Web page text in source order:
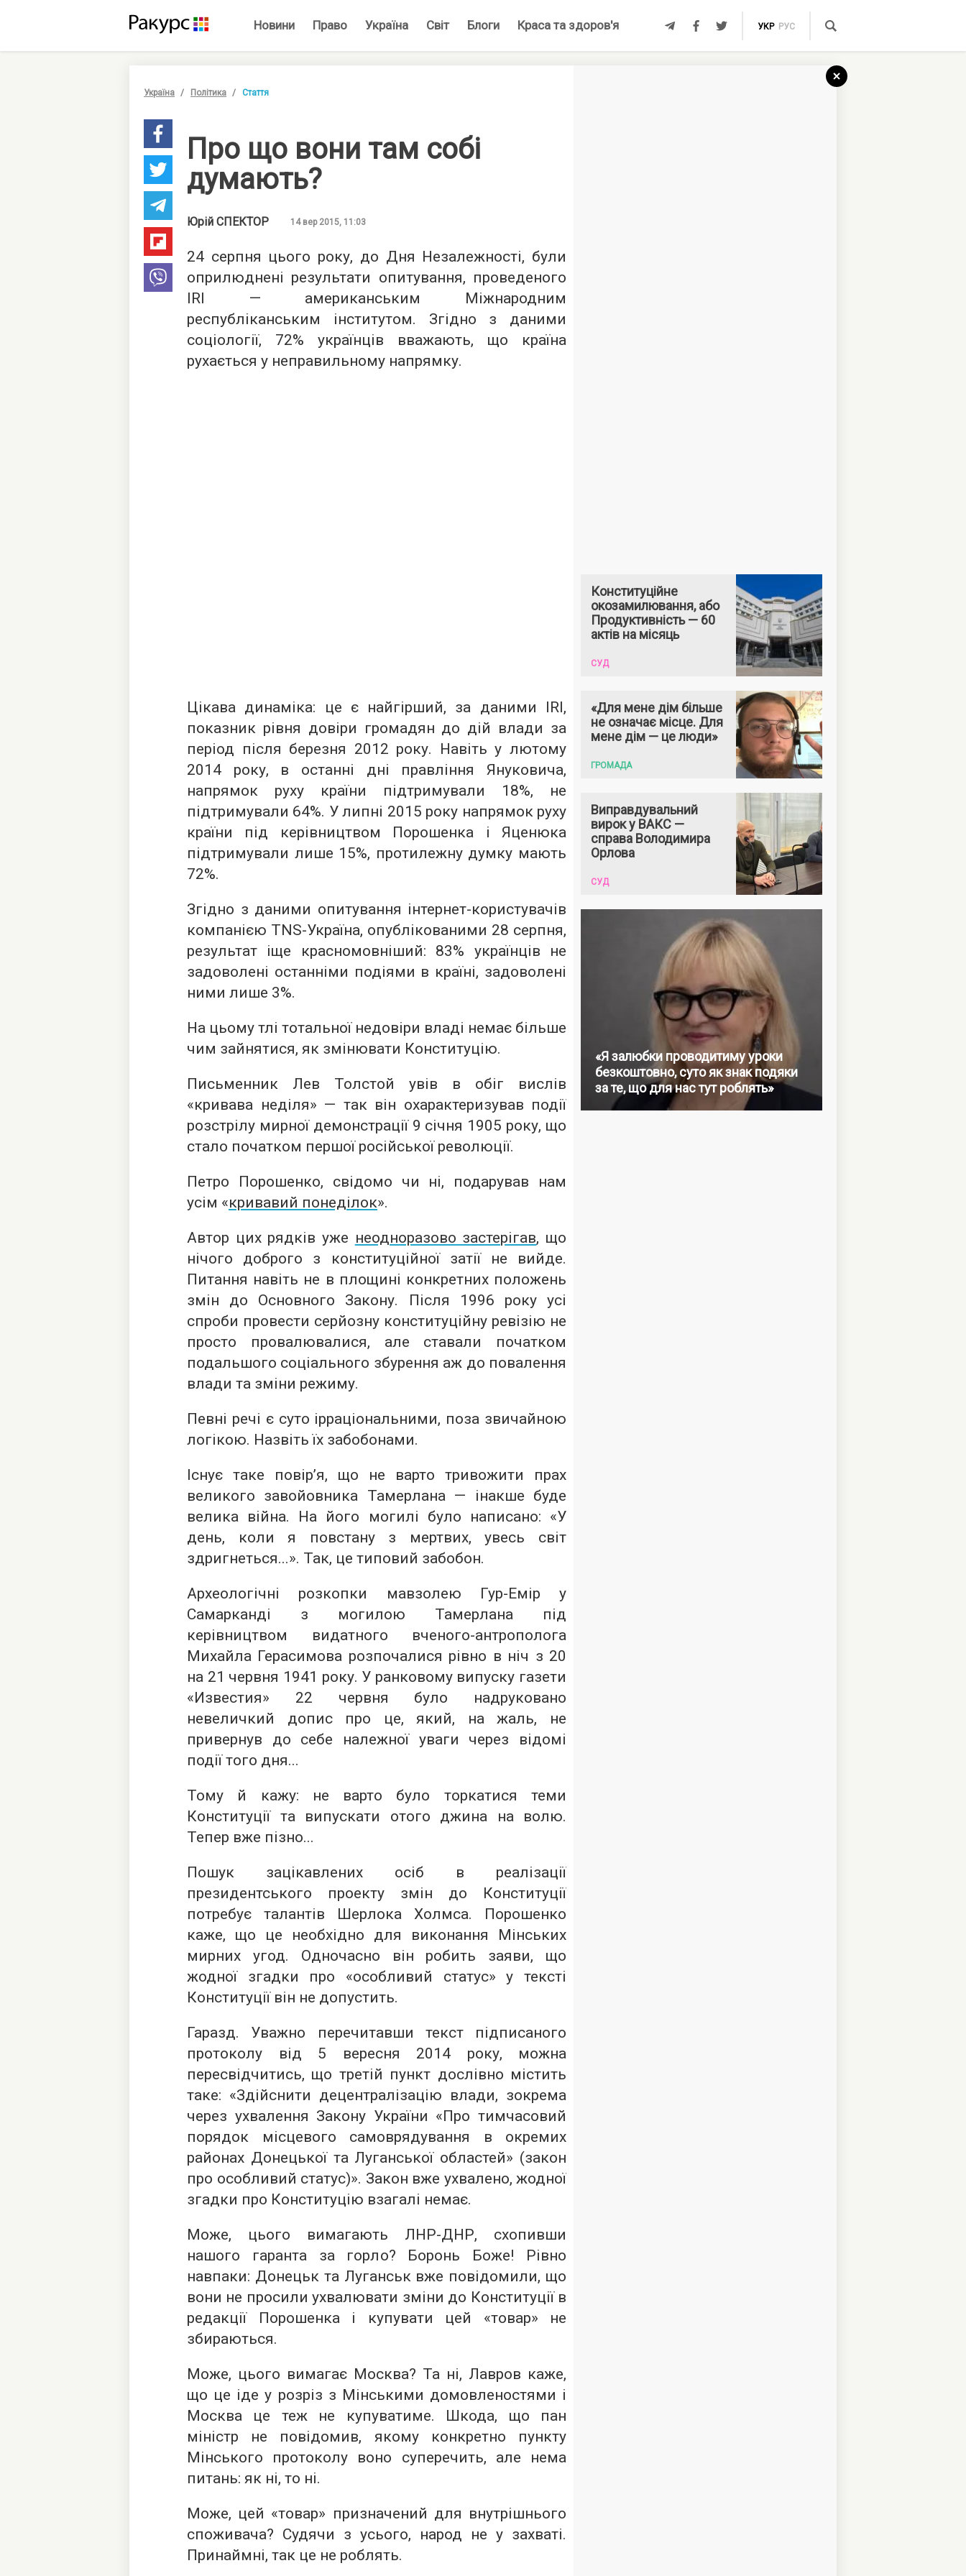
Новини Право Україна Світ Блоги Краса та здоров'я УКР РУС
Україна Політика Стаття
Про що вони там собі
думають?
Юрій СПЕКТОР 14 вер 2015, 11:03
24 серпня цього року, до Дня Незалежності, були
оприлюднені результати опитування, проведеного
IRI — американським Міжнародним
республіканським інститутом. Згідно з даними
соціології, 72% українців вважають, що країна
рухається у неправильному напрямку.
Цікава динаміка: це є найгірший, за даними IRI,
показник рівня довіри громадян до дій влади за
період після березня 2012 року. Навіть у лютому
2014 року, в останні дні правління Януковича,
напрямок руху країни підтримували 18%, не
підтримували 64%. У липні 2015 року напрямок руху
країни під керівництвом Порошенка і Яценюка
підтримували лише 15%, протилежну думку мають
72%.
Згідно з даними опитування інтернет-користувачів
компанією TNS-Україна, опублікованими 28 серпня,
результат іще красномовніший: 83% українців не
задоволені останніми подіями в країні, задоволені
ними лише 3%.
На цьому тлі тотальної недовіри владі немає більше
чим зайнятися, як змінювати Конституцію.
Письменник Лев Толстой увів в обіг вислів
«кривава неділя» — так він охарактеризував події
розстрілу мирної демонстрації 9 січня 1905 року, що
стало початком першої російської революції.
Петро Порошенко, свідомо чи ні, подарував нам
усім «кривавий понеділок».
Автор цих рядків уже неодноразово застерігав, що
нічого доброго з конституційної затії не вийде.
Питання навіть не в площині конкретних положень
змін до Основного Закону. Після 1996 року усі
спроби провести серйозну конституційну ревізію не
просто провалювалися, але ставали початком
подальшого соціального збурення аж до повалення
влади та зміни режиму.
Певні речі є суто ірраціональними, поза звичайною
логікою. Назвіть їх забобонами.
Існує таке повір’я, що не варто тривожити прах
великого завойовника Тамерлана — інакше буде
велика війна. На його могилі було написано: «У
день, коли я повстану з мертвих, увесь світ
здригнеться...». Так, це типовий забобон.
Археологічні розкопки мавзолею Гур-Емір у
Самарканді з могилою Тамерлана під
керівництвом видатного вченого-антрополога
Михайла Герасимова розпочалися рівно в ніч з 20
на 21 червня 1941 року. У ранковому випуску газети
«Известия» 22 червня було надруковано
невеличкий допис про це, який, на жаль, не
привернув до себе належної уваги через відомі
події того дня...
Тому й кажу: не варто було торкатися теми
Конституції та випускати отого джина на волю.
Тепер вже пізно...
Пошук зацікавлених осіб в реалізації
президентського проекту змін до Конституції
потребує талантів Шерлока Холмса. Порошенко
каже, що це необхідно для виконання Мінських
мирних угод. Одночасно він робить заяви, що
жодної згадки про «особливий статус» у тексті
Конституції він не допустить.
Гаразд. Уважно перечитавши текст підписаного
протоколу від 5 вересня 2014 року, можна
пересвідчитись, що третій пункт дослівно містить
таке: «Здійснити децентралізацію влади, зокрема
через ухвалення Закону України «Про тимчасовий
порядок місцевого самоврядування в окремих
районах Донецької та Луганської областей» (закон
про особливий статус)». Закон вже ухвалено, жодної
згадки про Конституцію взагалі немає.
Може, цього вимагають ЛНР-ДНР, схопивши
нашого гаранта за горло? Боронь Боже! Рівно
навпаки: Донецьк та Луганськ вже повідомили, що
вони не просили ухвалювати зміни до Конституції в
редакції Порошенка і купувати цей «товар» не
збираються.
Може, цього вимагає Москва? Та ні, Лавров каже,
що це іде у розріз з Мінськими домовленостями і
Москва це теж не купуватиме. Шкода, що пан
міністр не повідомив, якому конкретно пункту
Мінського протоколу воно суперечить, але нема
питань: як ні, то ні.
Може, цей «товар» призначений для внутрішнього
споживача? Судячи з усього, народ не у захваті.
Принаймні, так це не роблять.
Конституційне
окозамилювання, або
Продуктивність — 60
актів на місяць
СУД
«Для мене дім більше
не означає місце. Для
мене дім — це люди»
ГРОМАДА
Виправдувальний
вирок у ВАКС —
справа Володимира
Орлова
СУД
«Я залюбки проводитиму уроки
безкоштовно, суто як знак подяки
за те, що для нас тут роблять»